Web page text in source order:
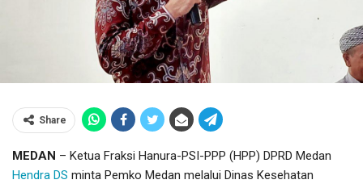
Share
MEDAN – Ketua Fraksi Hanura-PSI-PPP (HPP) DPRD Medan
Hendra DS minta Pemko Medan melalui Dinas Kesehatan